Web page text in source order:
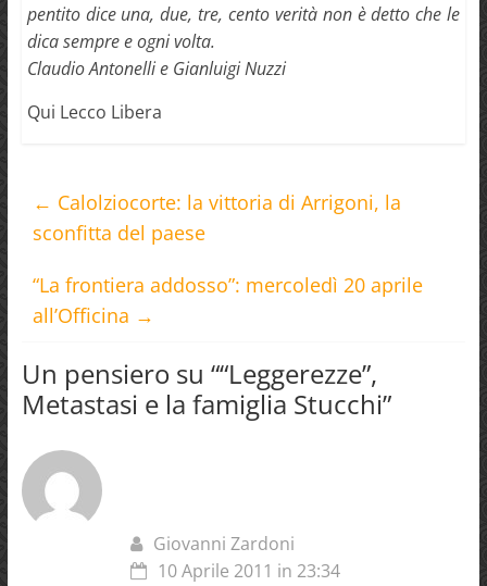
pentito dice una, due, tre, cento verità non è detto che le
dica sempre e ogni volta.
Claudio Antonelli e Gianluigi Nuzzi
Qui Lecco Libera
← Calolziocorte: la vittoria di Arrigoni, la
sconfitta del paese
“La frontiera addosso”: mercoledì 20 aprile
all’Officina →
Un pensiero su ““Leggerezze”,
Metastasi e la famiglia Stucchi”
Giovanni Zardoni
10 Aprile 2011 in 23:34